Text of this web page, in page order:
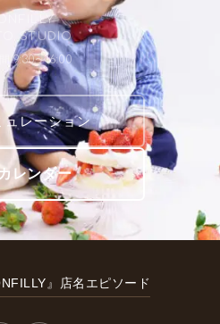
STUDIO
間 9:30〜16:00
ュレーション
レンダー
』店名エピソード